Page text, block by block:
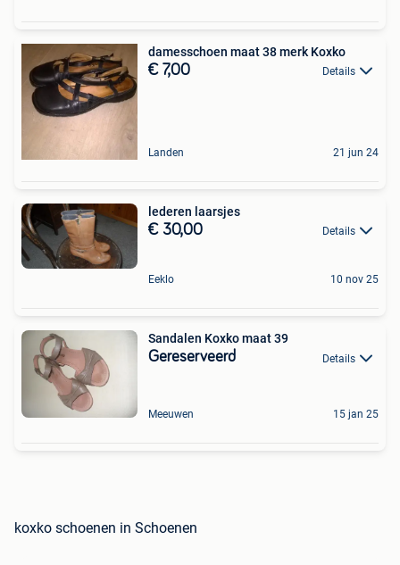
damesschoen maat 38 merk Koxko
€ 7,00 Details
Landen 21 jun 24
lederen laarsjes
€ 30,00 Details
Eeklo 10 nov 25
Sandalen Koxko maat 39
Gereserveerd Details
Meeuwen 15 jan 25
koxko schoenen in Schoenen